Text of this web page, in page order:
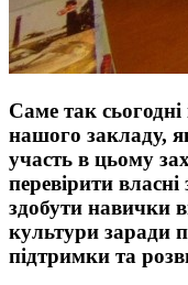
Саме так
нашого закладу,
участь в цьому
перевірити
здобути навички
культури заради
підтримки та